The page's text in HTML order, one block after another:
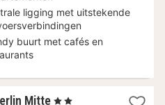
€
ligging met uitstekende
buurt met cafés en
Mitte 2
, 2 Sterren